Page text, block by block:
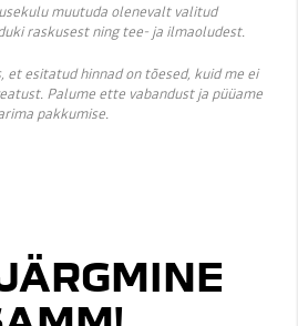
muutuda olenevalt valitud
raskusest ning tee- ja ilmaoludest.
et esitatud hinnad on tõesed, kuid me ei
Palume ette vabandust ja püüame
pakkumise.